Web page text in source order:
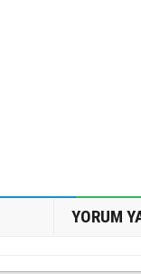
YORUM